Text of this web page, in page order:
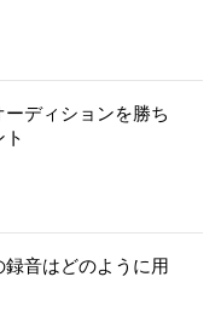
ディションを勝ち
音はどのように用